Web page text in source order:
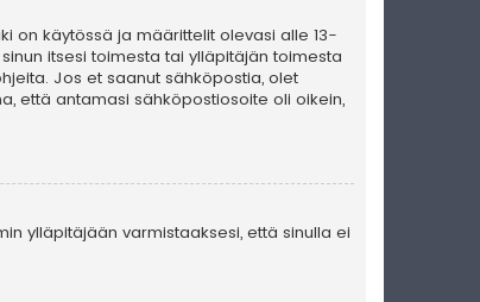
on käytössä ja määrittelit olevasi alle 13-
itsesi toimesta tai ylläpitäjän toimesta
Jos et saanut sähköpostia, olet
että antamasi sähköpostiosoite oli oikein,
ylläpitäjään varmistaaksesi, että sinulla ei